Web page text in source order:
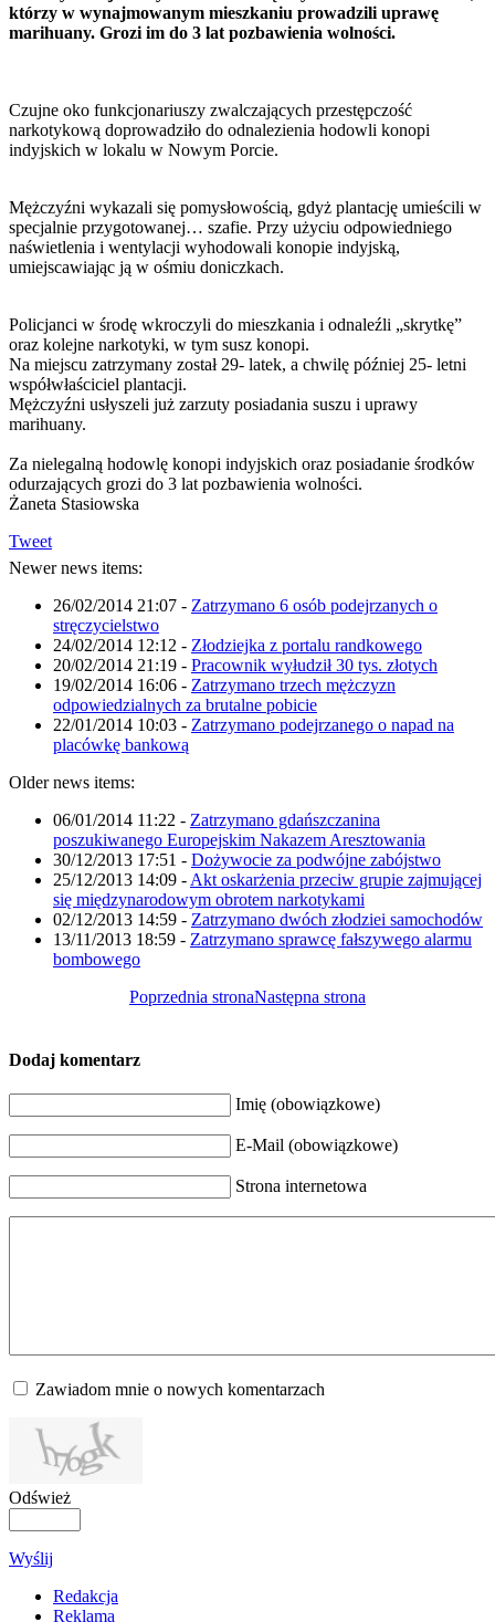
którzy w wynajmowanym mieszkaniu prowadzili uprawę
marihuany. Grozi im do 3 lat pozbawienia wolności.
Czujne oko funkcjonariuszy zwalczających przestępczość
narkotykową doprowadziło do odnalezienia hodowli konopi
indyjskich w lokalu w Nowym Porcie.
Mężczyźni wykazali się pomysłowością, gdyż plantację umieścili w
specjalnie przygotowanej… szafie. Przy użyciu odpowiedniego
naświetlenia i wentylacji wyhodowali konopie indyjską,
umiejscawiając ją w ośmiu doniczkach.
Policjanci w środę wkroczyli do mieszkania i odnaleźli „skrytkę”
oraz kolejne narkotyki, w tym susz konopi.
Na miejscu zatrzymany został 29- latek, a chwilę później 25- letni
współwłaściciel plantacji.
Mężczyźni usłyszeli już zarzuty posiadania suszu i uprawy
marihuany.
Za nielegalną hodowlę konopi indyjskich oraz posiadanie środków
odurzających grozi do 3 lat pozbawienia wolności.
Żaneta Stasiowska
Tweet
Newer news items:
26/02/2014 21:07 - Zatrzymano 6 osób podejrzanych o
stręczycielstwo
24/02/2014 12:12 - Złodziejka z portalu randkowego
20/02/2014 21:19 - Pracownik wyłudził 30 tys. złotych
19/02/2014 16:06 - Zatrzymano trzech mężczyzn
odpowiedzialnych za brutalne pobicie
22/01/2014 10:03 - Zatrzymano podejrzanego o napad na
placówkę bankową
Older news items:
06/01/2014 11:22 - Zatrzymano gdańszczanina
poszukiwanego Europejskim Nakazem Aresztowania
30/12/2013 17:51 - Dożywocie za podwójne zabójstwo
25/12/2013 14:09 - Akt oskarżenia przeciw grupie zajmującej
się międzynarodowym obrotem narkotykami
02/12/2013 14:59 - Zatrzymano dwóch złodziei samochodów
13/11/2013 18:59 - Zatrzymano sprawcę fałszywego alarmu
bombowego
Poprzednia stronaNastępna strona
Dodaj komentarz
Imię (obowiązkowe)
E-Mail (obowiązkowe)
Strona internetowa
Zawiadom mnie o nowych komentarzach
Odśwież
Wyślij
Redakcja
Reklama